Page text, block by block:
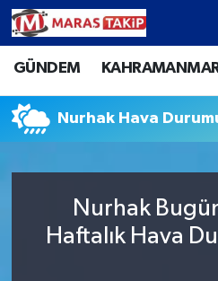
GÜNDEM
Nurhak Hava
Nurhak
Haftalık Hava
Kahramanmaraş
Kahramanmaraş Hava
Kahramanmaraş Trafik